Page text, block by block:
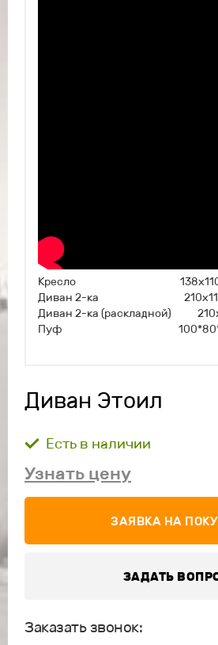
Кресло
Диван 2-ка
Диван 2-ка (раскладной)
Пуф
Диван Этоил
Есть в наличии
Узнать цену
ЗАЯВКА НА
ЗАДАТЬ
Заказать звонок: